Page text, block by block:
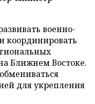
военно-
координировать
Ближнем Востоке.
для укрепления